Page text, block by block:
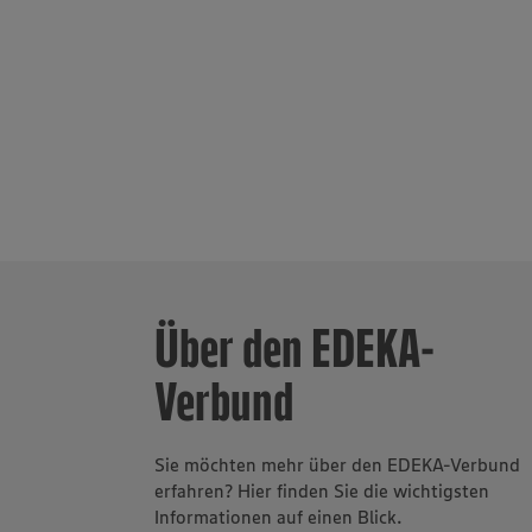
und
rund 520
prozentige
verfügt die
Über den EDEKA-
Verbund
Sie möchten mehr über den EDEKA-Verbund
erfahren? Hier finden Sie die wichtigsten
Informationen auf einen Blick.